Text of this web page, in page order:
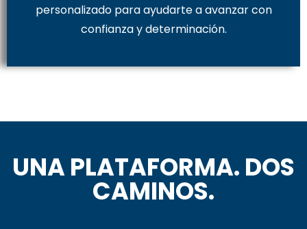
personalizado para ayudarte a avanzar con
confianza y determinación.
UNA PLATAFORMA. DOS
CAMINOS.